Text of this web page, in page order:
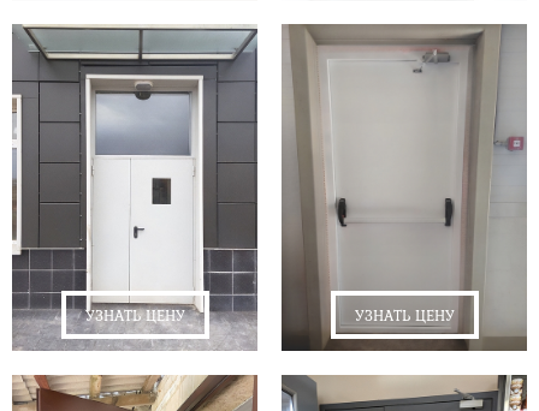
УЗНАТЬ ЦЕНУ УЗНАТЬ ЦЕНУ